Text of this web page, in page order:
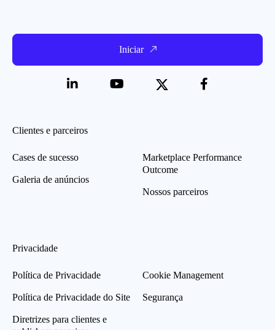
Iniciar
Clientes e parceiros
Cases de sucesso
Galeria de anúncios
Marketplace Performance
Outcome
Nossos parceiros
Privacidade
Política de Privacidade
Política de Privacidade do Site
Diretrizes para clientes e
Cookie Management
Segurança